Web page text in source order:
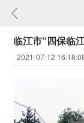
临江市“四保临
2021-07-12